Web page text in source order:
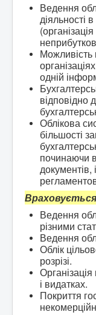
Ведення
діяльності
Можливість
одній
відповідно
Облікова
більшості
починаючи
Ведення
різними
Ведення
Облік
розрізі.
і видатках.
Покриття